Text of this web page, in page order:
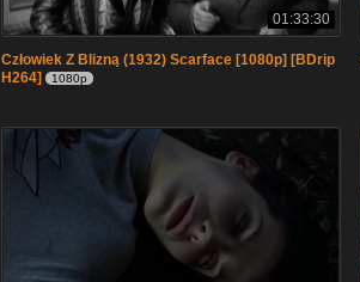
01:33:30
Człowiek Z Blizną (1932) Scarface [1080p] [BDrip
H264]
1080p